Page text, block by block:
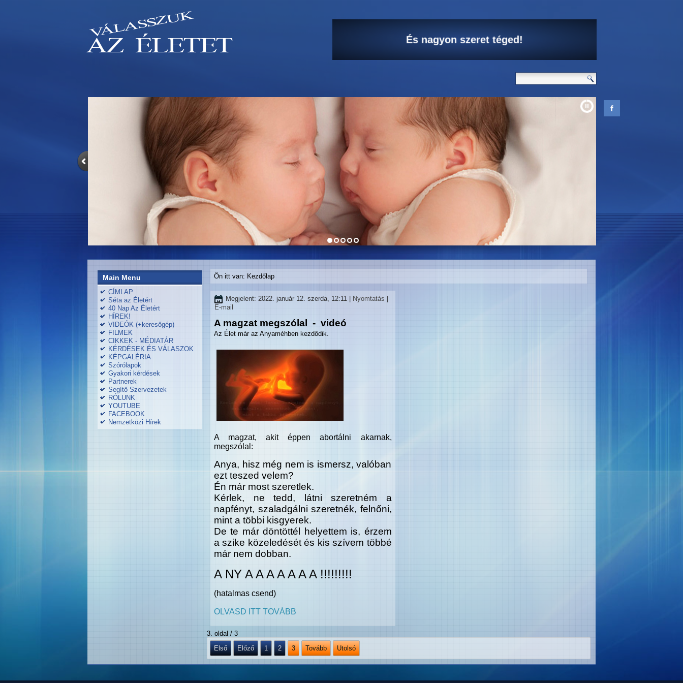
A kicsid élni akar.
És nagyon szeret téged!
Main Menu
CÍMLAP
Séta az Életért
40 Nap Az Életért
HÍREK!
VIDEÓK (+keresőgép)
FILMEK
CIKKEK - MÉDIATÁR
KÉRDÉSEK ÉS VÁLASZOK
KÉPGALÉRIA
Szórólapok
Gyakori kérdések
Partnerek
Segítő Szervezetek
RÓLUNK
YOUTUBE
FACEBOOK
Nemzetközi Hírek
Ön itt van: Kezdőlap
Megjelent: 2022. január 12. szerda, 12:11 Nyomtatás
E-mail
A magzat megszólal - videó
Az Élet már az Anyaméhben kezdődik.
A magzat, akit éppen abortálni akarnak,
megszólal:
Anya, hisz még nem is ismersz, valóban
ezt teszed velem?
Én már most szeretlek.
Kérlek, ne tedd, látni szeretném a
napfényt, szaladgálni szeretnék, felnőni,
mint a többi kisgyerek.
De te már döntöttél helyettem is, érzem
a szike közeledését és kis szívem többé
már nem dobban.
A NY A A A A A A A !!!!!!!!!
(hatalmas csend)
OLVASD ITT TOVÁBB
3. oldal / 3
Első
Előző 1 2 3 Tovább Utolsó